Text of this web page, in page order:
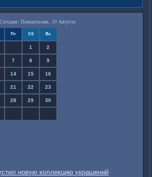
Сегодня: Понедельник, 10 Августа
Пт Сб Вс
1 2
7 8 9
14 15 16
21 22 23
28 29 30
новую коллекцию украшений